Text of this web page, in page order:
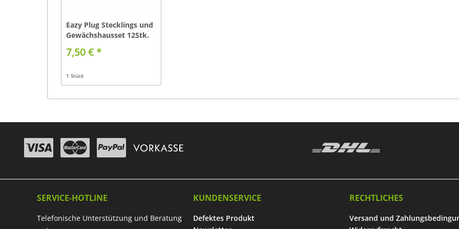
Eazy Plug Stecklings und
Gewächshausset 12Stk.
7,50 € *
1 Stück
SERVICE-HOTLINE
Telefonische Unterstützung und Beratung
KUNDENSERVICE
Defektes Produkt
RECHTLICHES
Versand und